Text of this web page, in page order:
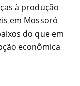
à produção
em Mossoró
do que em
econômica